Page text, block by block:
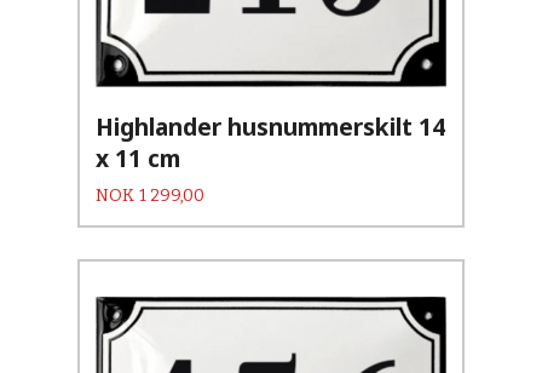
Highlander husnummerskilt 14
x 11 cm
Pris
NOK 1 299,00